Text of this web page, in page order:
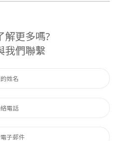
解更多嗎?
我們聯繫